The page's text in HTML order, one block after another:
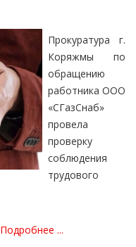
Прокуратура г.
Коряжмы по
обращению
работника ООО
«СГазСнаб»
провела
проверку
соблюдения
трудового
Подробнее ...